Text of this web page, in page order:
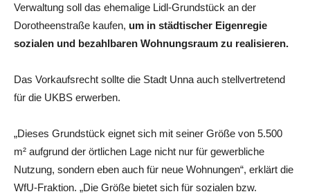
Verwaltung soll das ehemalige Lidl-Grundstück an der
Dorotheenstraße kaufen, um in städtischer Eigenregie
sozialen und bezahlbaren Wohnungsraum zu realisieren.
Das Vorkaufsrecht sollte die Stadt Unna auch stellvertretend
für die UKBS erwerben.
„Dieses Grundstück eignet sich mit seiner Größe von 5.500
m² aufgrund der örtlichen Lage nicht nur für gewerbliche
Nutzung, sondern eben auch für neue Wohnungen“, erklärt die
WfU-Fraktion. „Die Größe bietet sich für sozialen bzw.